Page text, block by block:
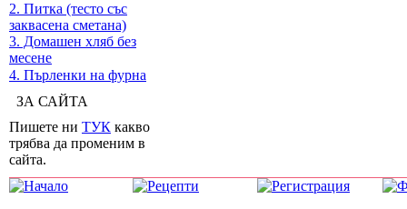
2. Питка (тесто със
заквасена сметана)
3. Домашен хляб без
месене
4. Пърленки на фурна
ЗА САЙТА
Пишете ни ТУК какво
трябва да променим в
сайта.